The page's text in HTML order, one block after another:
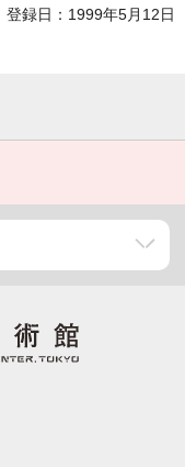
登録日：1999年5月12日